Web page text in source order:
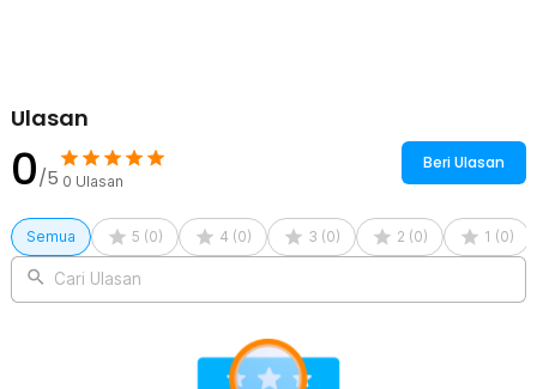
Ulasan
0/5 0 Ulasan
Beri Ulasan
Semua 5 (0) 4 (0) 3 (0) 2 (0) 1 (0)
Cari Ulasan